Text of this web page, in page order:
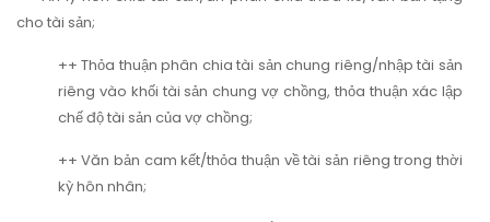
cho tài sản;
++ Thỏa thuận phân chia tài sản chung riêng/nhập tài sản
riêng vào khối tài sản chung vợ chồng, thỏa thuận xác lập
chế độ tài sản của vợ chồng;
++ Văn bản cam kết/thỏa thuận về tài sản riêng trong thời
kỳ hôn nhân;